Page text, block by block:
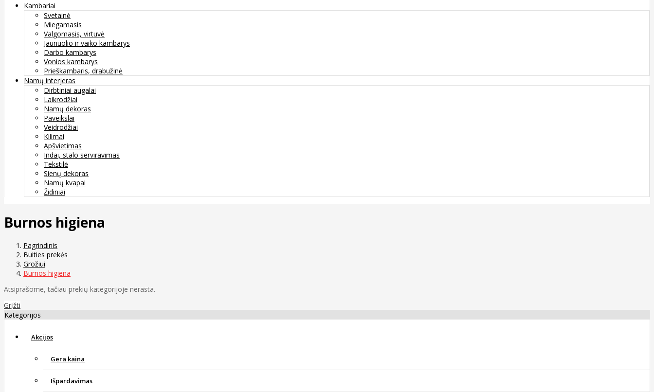
Kambariai
Svetainė
Miegamasis
Valgomasis, virtuvė
Jaunuolio ir vaiko kambarys
Darbo kambarys
Vonios kambarys
Prieškambaris, drabužinė
Namų interjeras
Dirbtiniai augalai
Laikrodžiai
Namų dekoras
Paveikslai
Veidrodžiai
Kilimai
Apšvietimas
Indai, stalo serviravimas
Tekstilė
Sienų dekoras
Namų kvapai
Židiniai
Burnos higiena
Pagrindinis
Buities prekės
Grožiui
Burnos higiena
Atsiprašome, tačiau prekių kategorijoje nerasta.
Grįžti
Kategorijos
Akcijos
Gera kaina
Išpardavimas